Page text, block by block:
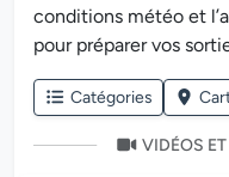
conditions météo et
pour préparer vos
Catégories
VIDÉOS